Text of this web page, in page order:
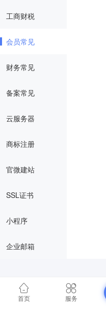
工商财税
会员常见
财务常见
备案常见
云服务器
商标注册
官微建站
SSL证书
小程序
企业邮箱
首页 服务